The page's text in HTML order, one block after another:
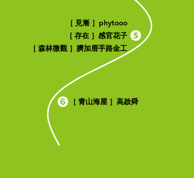
［ 見漸 ］ phytooo
［ 存在 ］感官花子
［ 森林微觀 ］臍加厝手路金工
［ 青山海屋 ］高啟舜